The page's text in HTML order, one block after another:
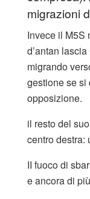
migrazioni
Invece il M5S
d’antan
migrando
gestione se si
opposizione.
il resto del
centro destra:
II fuoco di
e ancora di